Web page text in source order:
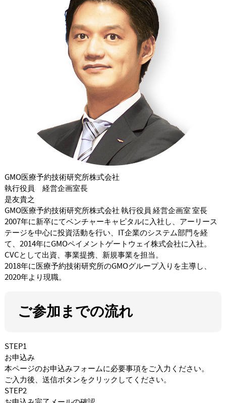
GMO医療予約技術研究所株式会社
執行役員 経営企画室長
是友貴之
GMO医療予約技術研究所株式会社 執行役員 経営企画室 室長
2007年に新卒にてベンチャーキャピタルに入社し、アーリース
テージを中心に投資活動を行い、IT企業のシステム部門を経
て、2014年にGMOペイメントゲートウェイ株式会社に入社。
CVCとして出資、事業提携、新規事業を担当。
2018年に医療予約技術研究所のGMOグループ入りを主導し、
2020年より現職。
ご参加までの流れ
STEP1
お申込み
本ページのお申込みフォームに必要事項をご入力ください。
ご入力後、送信ボタンをクリックしてください。
STEP2